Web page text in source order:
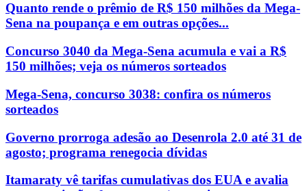
Quanto rende o prêmio de R$ 150 milhões da Mega-
Sena na poupança e em outras opções...
Concurso 3040 da Mega-Sena acumula e vai a R$
150 milhões; veja os números sorteados
Mega-Sena, concurso 3038: confira os números
sorteados
Governo prorroga adesão ao Desenrola 2.0 até 31 de
agosto; programa renegocia dívidas
Itamaraty vê tarifas cumulativas dos EUA e avalia